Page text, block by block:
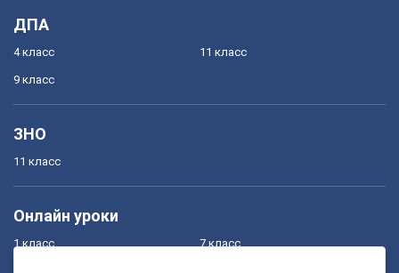
ДПА
4 класс
9 класс
11 класс
ЗНО
11 класс
Онлайн уроки
1 класс 7 класс